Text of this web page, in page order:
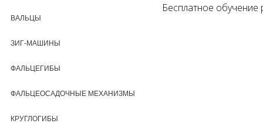
ВАЛЬЦЫ
ЗИГ-МАШИНЫ
ФАЛЬЦЕГИБЫ
ФАЛЬЦЕОСАДОЧНЫЕ МЕХАНИЗМЫ
КРУГЛОГИБЫ
Бесплатное